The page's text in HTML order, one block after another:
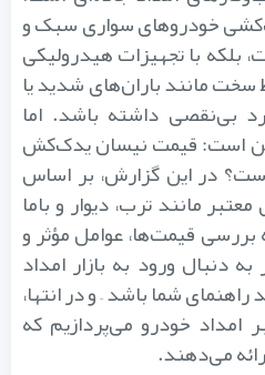
خودروهای سواری سبک و
بلکه با تجهیزات هیدرولیکی
مانند باران‌های شدید یا
بی‌نقصی داشته باشد. اما
است: قیمت نیسان یدک‌کش
چقدر است؟ در این گزارش، بر اساس
مانند ترب، دیوار و باما
آبان ۱۴۰۴)، به بررسی قیمت‌ها، عوامل مؤثر و
دنبال ورود به بازار امداد
شما باشد – و در انتها،
خودرو می‌پردازیم که
می‌دهند.